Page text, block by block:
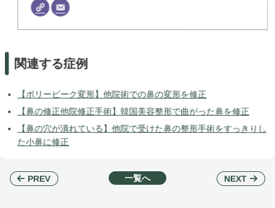
関連する症例
【ポリービーク変形】他院術での鼻の変形を修正
【鼻の修正他院修正手術】韓国美容整形で曲がった鼻を修正
【鼻の穴が潰れている】他院で受けた鼻の整形手術をすっきりし
た小鼻に修正
PREV 一覧へ NEXT